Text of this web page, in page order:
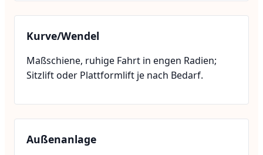
Kurve/Wendel
Maßschiene, ruhige Fahrt in engen Radien;
Sitzlift oder Plattformlift je nach Bedarf.
Außenanlage